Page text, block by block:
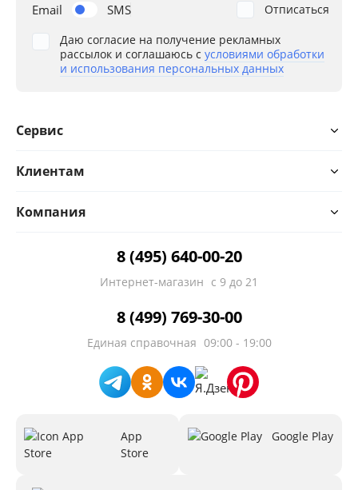
Email SMS
Даю согласие на получение рекламных
рассылок и соглашаюсь с условиями обработки
и использования персональных данных
Отписаться
Сервис
Клиентам
Компания
8 (495) 640-00-20
Интернет-магазин с 9 до 21
8 (499) 769-30-00
Единая справочная 09:00 - 19:00
App
Store
Google Play